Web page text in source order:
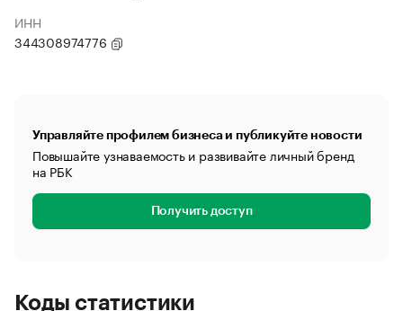
ИНН
344308974776
Управляйте профилем бизнеса и публикуйте новости
Повышайте узнаваемость и развивайте личный бренд
на РБК
Получить доступ
Коды статистики